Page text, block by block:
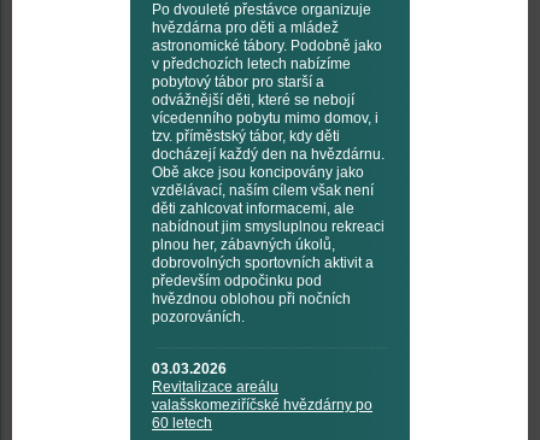
Po dvouleté přestávce organizuje
hvězdárna pro děti a mládež
astronomické tábory. Podobně jako
v předchozích letech nabízíme
pobytový tábor pro starší a
odvážnější děti, které se nebojí
vícedenního pobytu mimo domov, i
tzv. příměstský tábor, kdy děti
docházejí každý den na hvězdárnu.
Obě akce jsou koncipovány jako
vzdělávací, naším cílem však není
děti zahlcovat informacemi, ale
nabídnout jim smysluplnou rekreaci
plnou her, zábavných úkolů,
dobrovolných sportovních aktivit a
především odpočinku pod
hvězdnou oblohou při nočních
pozorováních.
03.03.2026
Revitalizace areálu
valašskomeziříčské hvězdárny po
60 letech